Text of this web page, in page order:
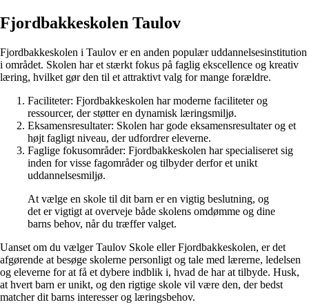
Fjordbakkeskolen Taulov
Fjordbakkeskolen i Taulov er en anden populær uddannelsesinstitution
i området. Skolen har et stærkt fokus på faglig ekscellence og kreativ
læring, hvilket gør den til et attraktivt valg for mange forældre.
Faciliteter: Fjordbakkeskolen har moderne faciliteter og
ressourcer, der støtter en dynamisk læringsmiljø.
Eksamensresultater: Skolen har gode eksamensresultater og et
højt fagligt niveau, der udfordrer eleverne.
Faglige fokusområder: Fjordbakkeskolen har specialiseret sig
inden for visse fagområder og tilbyder derfor et unikt
uddannelsesmiljø.
At vælge en skole til dit barn er en vigtig beslutning, og
det er vigtigt at overveje både skolens omdømme og dine
barns behov, når du træffer valget.
Uanset om du vælger Taulov Skole eller Fjordbakkeskolen, er det
afgørende at besøge skolerne personligt og tale med lærerne, ledelsen
og eleverne for at få et dybere indblik i, hvad de har at tilbyde. Husk,
at hvert barn er unikt, og den rigtige skole vil være den, der bedst
matcher dit barns interesser og læringsbehov.